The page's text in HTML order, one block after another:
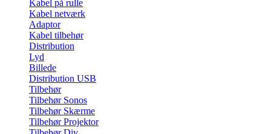
Kabel på rulle
Kabel netværk
Adaptor
Kabel tilbehør
Distribution
Lyd
Billede
Distribution USB
Tilbehør
Tilbehør Sonos
Tilbehør Skærme
Tilbehør Projektor